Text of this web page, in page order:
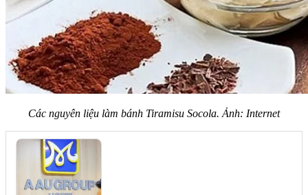
Các nguyên liệu làm bánh Tiramisu Socola. Ảnh: Internet